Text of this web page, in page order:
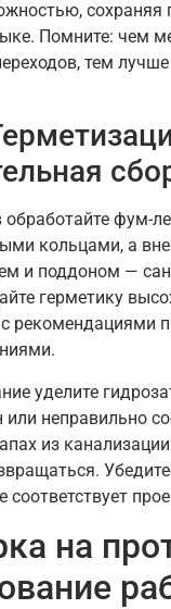
сохраняя
Помните: чем
тем
фум-
кольцами, а
и поддоном —
герметику
с рекомендациями
уделите
или неправильно
из
соответствует
на